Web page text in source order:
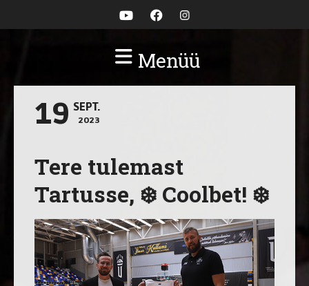
Menüü
19 SEPT.
2023
Tere tulemast
Tartusse, ❄️ Coolbet! ❄️